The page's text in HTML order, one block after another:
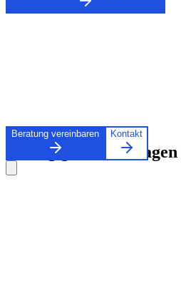
Beratung vereinbaren Kontakt
Häufig gestellte